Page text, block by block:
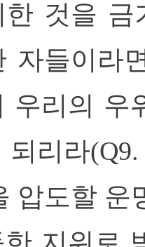
한 것을
자들이라
우리의 우
리라
압도할 운